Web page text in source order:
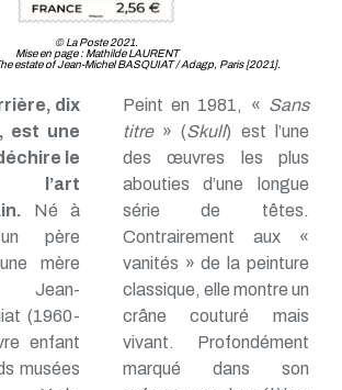
© La Poste 2021.
Mise en page : Mathilde LAURENT
estate of Jean-Michel BASQUIAT / Adagp, Paris [2021].
dix
est une
le
l’art
Né à
père
mère
Jean-
(1960-
enfant
musées
Peint en 1981, « Sans
titre» (Skull) est l’une
des œuvres les plus
abouties d’une longue
série de têtes.
Contrairement aux «
vanités » de la peinture
classique, elle montre un
crâne couturé mais
vivant. Profondément
marqué dans son